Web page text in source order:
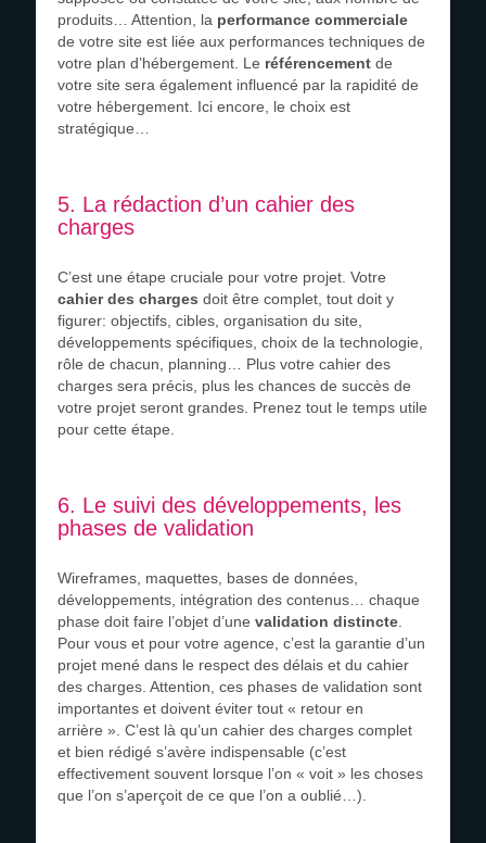
produits… Attention, la performance commerciale
de votre site est liée aux performances techniques de
votre plan d’hébergement. Le référencement de
votre site sera également influencé par la rapidité de
votre hébergement. Ici encore, le choix est
stratégique…
5. La rédaction d’un cahier des
charges
C’est une étape cruciale pour votre projet. Votre
cahier des charges doit être complet, tout doit y
figurer: objectifs, cibles, organisation du site,
développements spécifiques, choix de la technologie,
rôle de chacun, planning… Plus votre cahier des
charges sera précis, plus les chances de succès de
votre projet seront grandes. Prenez tout le temps utile
pour cette étape.
6. Le suivi des développements, les
phases de validation
Wireframes, maquettes, bases de données,
développements, intégration des contenus… chaque
phase doit faire l’objet d’une validation distincte
Pour vous et pour votre agence, c’est la garantie d’un
projet mené dans le respect des délais et du cahier
des charges. Attention, ces phases de validation sont
importantes et doivent éviter tout « retour en
arrière ». C’est là qu’un cahier des charges complet
et bien rédigé s’avère indispensable (c’est
effectivement souvent lorsque l’on « voit » les choses
que l’on s’aperçoit de ce que l’on a oublié…).